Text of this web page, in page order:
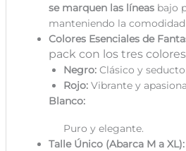
se marquen las líneasbajo
manteniendo la
Colores Esenciales de
pack con los tres
Negro:Clásico y
Rojo:Vibrante y
Blanco:
Puro y elegante.
Talle Único (Abarca M a XL):